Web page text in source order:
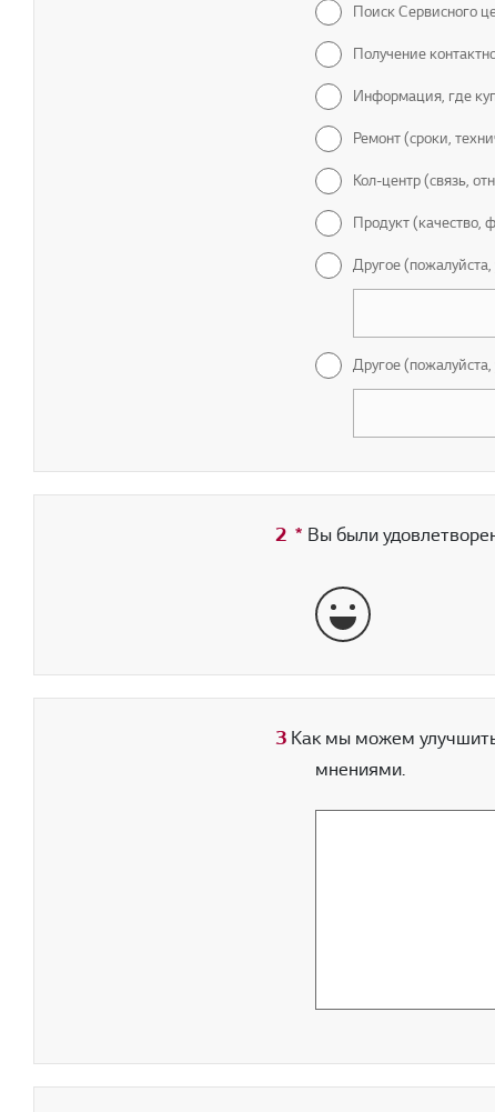
Поиск Сервисного
Получение
Информация, где
Ремонт (сроки,
Кол-центр (связь,
Продукт (качество,
Другое
Другое
2 * Обязательное поле
Вы были
отлично
3 Как мы можем
мнениями.